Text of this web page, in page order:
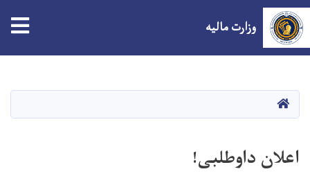
content
وزارت مالیه
صفحه اصلی
اعلان داوطلبی!